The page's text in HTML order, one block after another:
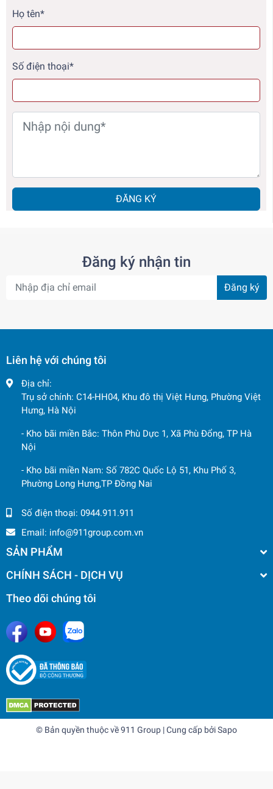
Họ tên*
Số điện thoại*
ĐĂNG KÝ
Đăng ký nhận tin
Đăng ký
Liên hệ với chúng tôi
Địa chỉ:
Trụ sở chính: C14-HH04, Khu đô thị Việt Hưng, Phường Việt
Hưng, Hà Nội
- Kho bãi miền Bắc: Thôn Phù Dực 1, Xã Phù Đổng, TP Hà
Nội
- Kho bãi miền Nam: Số 782C Quốc Lộ 51, Khu Phố 3,
Phường Long Hưng,TP Đồng Nai
Số điện thoại: 0944.911.911
Email: info@911group.com.vn
SẢN PHẨM
CHÍNH SÁCH - DỊCH VỤ
Theo dõi chúng tôi
© Bản quyền thuộc về911 Group | Cung cấp bởiSapo